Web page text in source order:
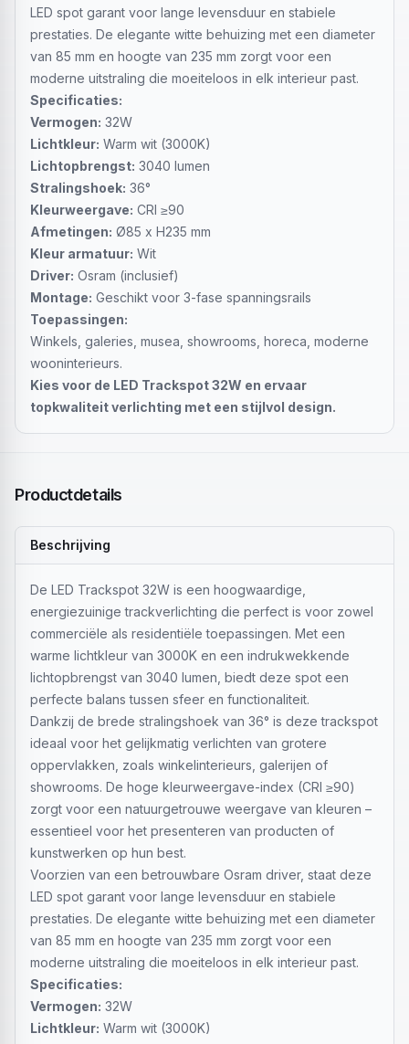
LED spot garant voor lange levensduur en stabiele
prestaties. De elegante witte behuizing met een diameter
van 85 mm en hoogte van 235 mm zorgt voor een
moderne uitstraling die moeiteloos in elk interieur past.
Specificaties:
Vermogen: 32W
Lichtkleur: Warm wit (3000K)
Lichtopbrengst: 3040 lumen
Stralingshoek: 36°
Kleurweergave: CRI ≥90
Afmetingen: Ø85 x H235 mm
Kleur armatuur: Wit
Driver: Osram (inclusief)
Montage: Geschikt voor 3-fase spanningsrails
Toepassingen:
Winkels, galeries, musea, showrooms, horeca, moderne
wooninterieurs.
Kies voor de LED Trackspot 32W en ervaar
topkwaliteit verlichting met een stijlvol design.
Productdetails
Beschrijving
De LED Trackspot 32W is een hoogwaardige,
energiezuinige trackverlichting die perfect is voor zowel
commerciële als residentiële toepassingen. Met een
warme lichtkleur van 3000K en een indrukwekkende
lichtopbrengst van 3040 lumen, biedt deze spot een
perfecte balans tussen sfeer en functionaliteit.
Dankzij de brede stralingshoek van 36° is deze trackspot
ideaal voor het gelijkmatig verlichten van grotere
oppervlakken, zoals winkelinterieurs, galerijen of
showrooms. De hoge kleurweergave-index (CRI ≥90)
zorgt voor een natuurgetrouwe weergave van kleuren –
essentieel voor het presenteren van producten of
kunstwerken op hun best.
Voorzien van een betrouwbare Osram driver, staat deze
LED spot garant voor lange levensduur en stabiele
prestaties. De elegante witte behuizing met een diameter
van 85 mm en hoogte van 235 mm zorgt voor een
moderne uitstraling die moeiteloos in elk interieur past.
Specificaties:
Vermogen: 32W
Lichtkleur: Warm wit (3000K)